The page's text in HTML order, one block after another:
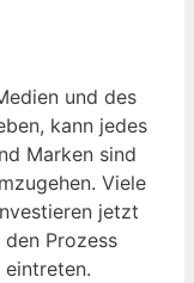
und des
kann jedes
Marken sind
Viele
jetzt
Prozess